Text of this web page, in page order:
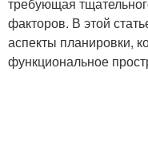
факторов. В этой
аспекты планировки,
функциональное